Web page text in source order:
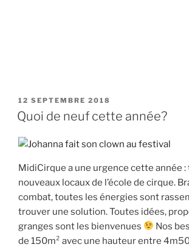
PUBLIÉ
LE
12 SEPTEMBRE 2018
Quoi de neuf cette année?
MidiCirque a une urgence cette année
nouveaux locaux de l’école de cirque.
combat, toutes les énergies sont
trouver une solution. Toutes idées,
granges sont les bienvenues
Nos
de 150m² avec une hauteur entre